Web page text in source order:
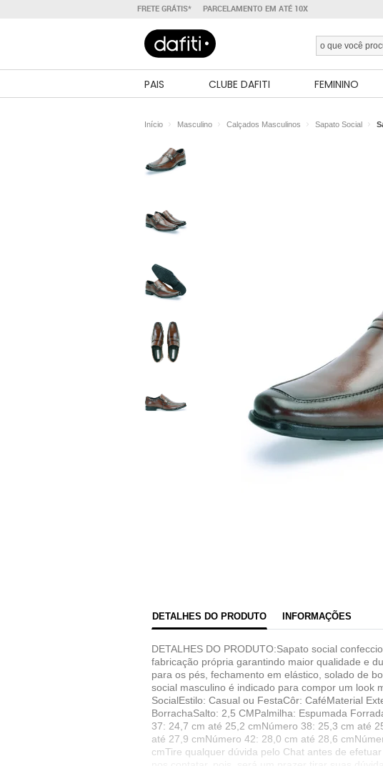
FRETE GRÁTIS* PARCELAMENTO EM ATÉ 10X
PAIS CLUBE DAFITI FEMININO
Início Masculino Calçados Masculinos Sapato Social
Ferrile
DETALHES DO PRODUTO INFORMAÇÕES
DETALHES DO PRODUTO:Sapato social
fabricação própria garantindo maior qualidade e
para os pés, fechamento em elástico, solado de
social masculino é indicado para compor um look
SocialEstilo: Casual ou FestaCôr: CaféMaterial
BorrachaSalto: 2,5 CMPalmilha: Espumada
37: 24,7 cm até 25,2 cmNúmero 38: 25,3 cm até
até 27,9 cmNúmero 42: 28,0 cm até 28,6
cmTire qualquer dúvida pelo Chat antes de